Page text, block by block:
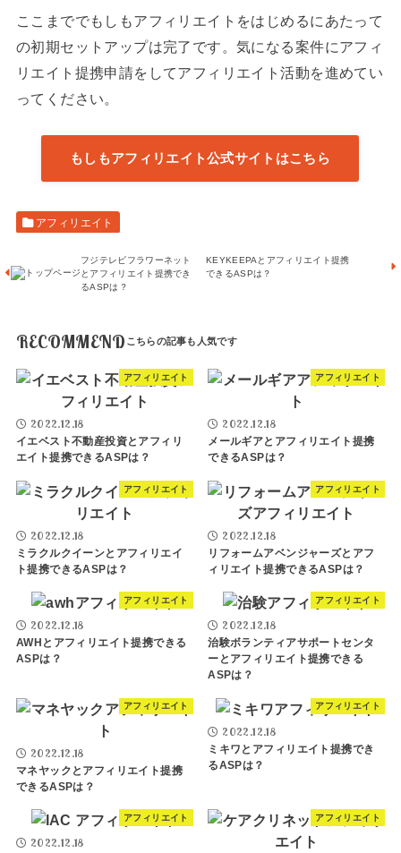
ここまででもしもアフィリエイトをはじめるにあたって
の初期セットアップは完了です。気になる案件にアフィ
リエイト提携申請をしてアフィリエイト活動を進めてい
ってください。
もしもアフィリエイト公式サイトはこちら
アフィリエイト
フジテレビフラワーネット
とアフィリエイト提携でき
るASPは？
KEYKEEPAとアフィリエイト提携
できるASPは？
RECOMMEND
アフィリエイト
2022.12.18
イエベスト不動産投資とアフィリ
エイト提携できるASPは？
アフィリエイト
2022.12.18
メールギアとアフィリエイト提携
できるASPは？
アフィリエイト
2022.12.18
ミラクルクイーンとアフィリエイ
ト提携できるASPは？
アフィリエイト
2022.12.18
リフォームアベンジャーズとアフ
ィリエイト提携できるASPは？
アフィリエイト
2022.12.18
AWHとアフィリエイト提携できる
ASPは？
アフィリエイト
2022.12.18
治験ボランティアサポートセンタ
ーとアフィリエイト提携できる
ASPは？
アフィリエイト
2022.12.18
マネヤックとアフィリエイト提携
できるASPは？
アフィリエイト
2022.12.18
ミキワとアフィリエイト提携でき
るASPは？
アフィリエイト
2022.12.18
アフィリエイト